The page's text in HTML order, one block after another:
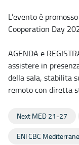
L’evento è
Cooperation Day
AGENDA e
assistere in
della sala, stabilita
remoto con diretta
Next MED 21-27
ENI CBC